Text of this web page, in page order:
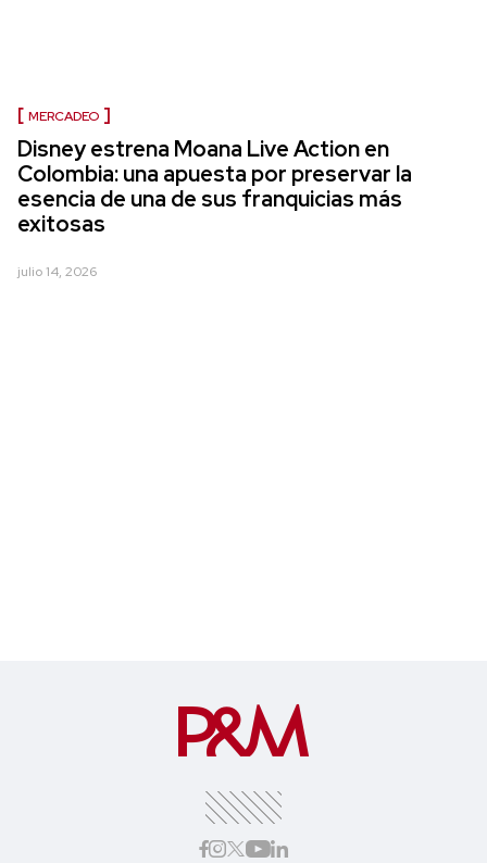
MERCADEO
Disney estrena Moana Live Action en
Colombia: una apuesta por preservar la
esencia de una de sus franquicias más
exitosas
julio 14, 2026